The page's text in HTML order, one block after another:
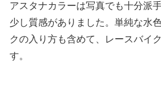
アスタナカラーは写真でも十分派
少し質感がありました。単純な水
クの入り方も含めて、レースバイ
す。